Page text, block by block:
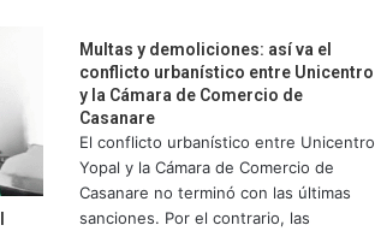
Multas y demoliciones: así va el
conflicto urbanístico entre Unicentro
y la Cámara de Comercio de
Casanare
El conflicto urbanístico entre Unicentro
Yopal y la Cámara de Comercio de
Casanare no terminó con las últimas
sanciones. Por el contrario, las